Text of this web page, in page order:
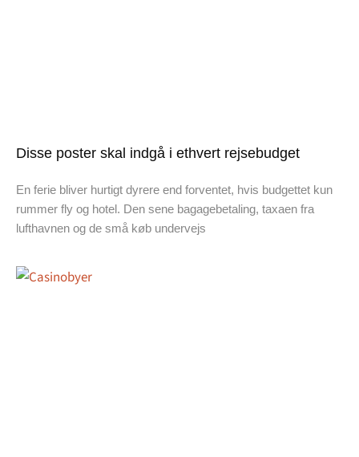
Disse poster skal indgå i ethvert rejsebudget
En ferie bliver hurtigt dyrere end forventet, hvis budgettet kun
rummer fly og hotel. Den sene bagagebetaling, taxaen fra
lufthavnen og de små køb undervejs